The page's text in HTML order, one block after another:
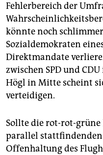
Fehlerbereich der
könnte noch
Sozialdemokraten
Direktmandate
zwischen SPD und
Högl in Mitte scheint
verteidigen.
Sollte die rot-rot-
parallel stattfindenden
Offenhaltung des